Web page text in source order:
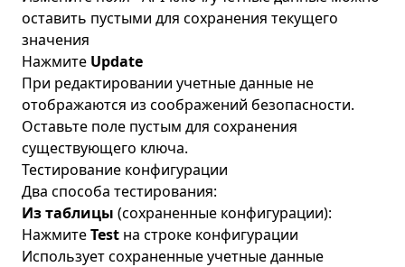
оставить пустыми для сохранения текущего
значения
Нажмите Update
При редактировании учетные данные не
отображаются из соображений безопасности.
Оставьте поле пустым для сохранения
существующего ключа.
Тестирование конфигурации
Два способа тестирования:
Из таблицы (сохраненные конфигурации):
НажмитеTest на строке конфигурации
Использует сохраненные учетные данные